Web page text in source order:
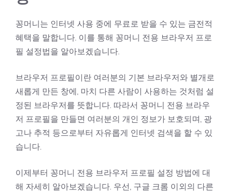
꽁머니는 인터넷 사용 중에 무료로 받을 수 있는 금전적
혜택을 말합니다. 이를 통해 꽁머니 전용 브라우저 프로
필 설정법을 알아보겠습니다.
브라우저 프로필이란 여러분의 기본 브라우저와 별개로
새롭게 만든 창에, 마치 다른 사람이 사용하는 것처럼 설
정된 브라우저를 뜻합니다. 따라서 꽁머니 전용 브라우
저 프로필을 만들면 여러분의 개인 정보가 보호되며, 광
고나 추적 등으로부터 자유롭게 인터넷 검색을 할 수 있
습니다.
이제부터 꽁머니 전용 브라우저 프로필 설정 방법에 대
해 자세히 알아보겠습니다. 우선, 구글 크롬 이외의 다른